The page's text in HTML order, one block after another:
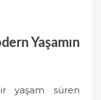
Yaşamın
yaşam süren